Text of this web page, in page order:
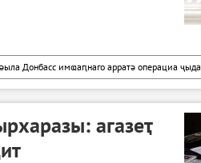
Донбасс имҩаԥнаго арратә операциа ҷыда
агазеҭ